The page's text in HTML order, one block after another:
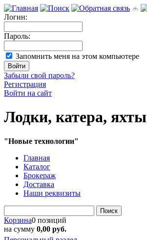
Логин:
Пароль:
Запомнить меня на этом компьютере
Забыли свой пароль?
Регистрация
Войти на сайт
Лодки, катера, яхты
"Новые технологии"
Главная
Каталог
Брокераж
Доставка
Наши реквизиты
Поиск
Корзина0 позиций
на сумму 0,00 руб.